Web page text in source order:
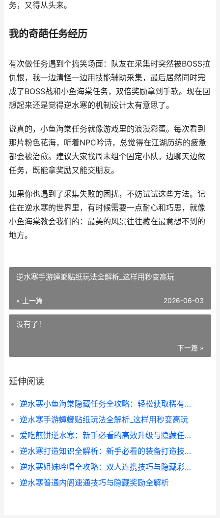
务，又得从头来。
我的奇葩任务经历
有次做任务遇到个搞笑场面：队友在采集时突然被BOSS拉
仇恨，我一边清怪一边用技能辅助采集，最后居然同时完
成了BOSS战和小鱼海棠任务，双倍奖励拿到手软。现在回
想起来还是觉得逆水寒的机制设计太有意思了。
说真的，小鱼海棠任务就像游戏里的浪漫彩蛋。每次看到
那片粉色花海，听着NPC吟诗，总觉得在江湖历练的疲惫
都会被治愈。建议大家找周末组个固定小队，边聊天边做
任务，既能拿奖励又能交朋友。
如果你也遇到了采集失败的困扰，不妨试试这些方法。记
住在逆水寒的世界里，有时候需要一点耐心和巧思，就像
小鱼海棠教会我们的：最美的风景往往藏在最意想不到的
地方。
逆水寒手游蟑螂贴纸玩法全解析_这样用秒变高玩
« 上一篇 2026-06-03
没有了！
下一篇 »
延伸阅读
逆水寒小鱼海棠隐藏任务全攻略：轻松获取稀有道具的秘诀
逆水寒手游蟑螂贴纸玩法全解析_这样用秒变高玩
爱吃煎饼逆水寒：新手必看的高效升级与隐藏任务全攻略
逆水寒打造知识全解析：新手必看的装备打造技巧
逆水寒姐妹吟唱全攻略：双人连携技巧与隐藏彩蛋大揭秘
逆水寒普通内阁速通技巧与隐藏奖励全解析